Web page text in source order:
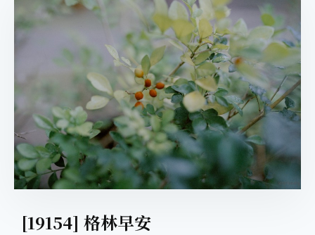
[19154] 格林早安